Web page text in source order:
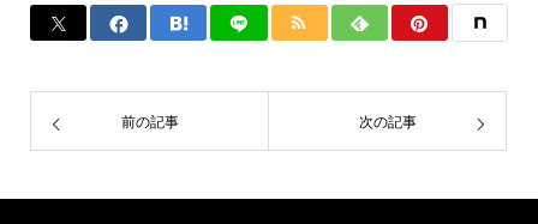
前の記事 次の記事